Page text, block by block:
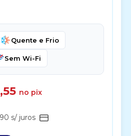
Quente e Frio
Sem Wi-Fi
no pix
s/ juros